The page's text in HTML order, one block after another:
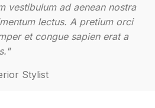
vestibulum ad aenean nostra
lectus. A pretium orci
et congue sapien erat a
Stylist